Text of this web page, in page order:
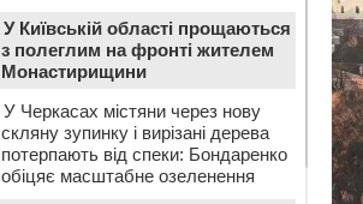
У Київській області прощаються
з полеглим на фронті жителем
Монастирищини
У Черкасах містяни через нову
скляну зупинку і вирізані дерева
потерпають від спеки: Бондаренко
обіцяє масштабне озеленення